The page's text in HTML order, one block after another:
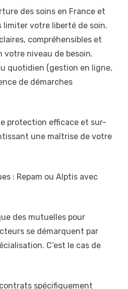
des soins en France et
limiter votre liberté de soin.
compréhensibles et
votre niveau de besoin.
quotidien (gestion en ligne,
de démarches
protection efficace et sur-
une maîtrise de votre
: Repam ou Alptis avec
des mutuelles pour
se démarquent par
C’est le cas de
spécifiquement